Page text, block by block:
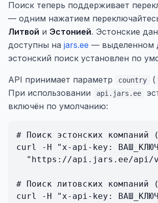
Поиск теперь поддерживает
— одним нажатием
Литвой и Эстонией. Эстонские
доступны на jars.ee — выделенном
эстонский поиск установлен по
API принимает параметр country (
При использовании
api.jars.ee
включён по умолчанию:
# Поиск эстонских
curl -H "x-api-key:
"https://api.jars.ee/
# Поиск литовских
curl -H "x-api-key: